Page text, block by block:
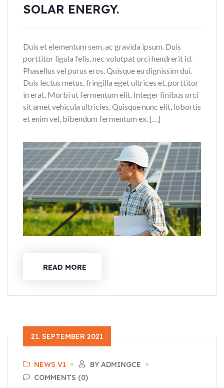
SOLAR ENERGY.
Duis et elementum sem, ac gravida ipsum. Duis
porttitor ligula felis, nec volutpat orci hendrerit id.
Phasellus vel purus eros. Quisque eu dignissim dui.
Duis lectus metus, fringilla eget ultrices et, porttitor
in erat. Morbi ut fermentum elit. Integer finibus orci
sit amet vehicula ultricies. Quisque nunc elit, lobortis
et enim vel, bibendum fermentum ex. […]
READ MORE
21. SEPTEMBER 2021
NEWS V1
BY ADMINGCE
COMMENTS (0)